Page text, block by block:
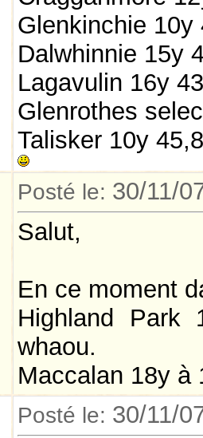
Glenkinchie 10y
Dalwhinnie 15y
Lagavulin 16y
Glenrothes
Talisker 10y
Posté le: 30/11/
Salut,
En ce moment
Highland
whaou.
Maccalan 18y à
Posté le: 30/11/